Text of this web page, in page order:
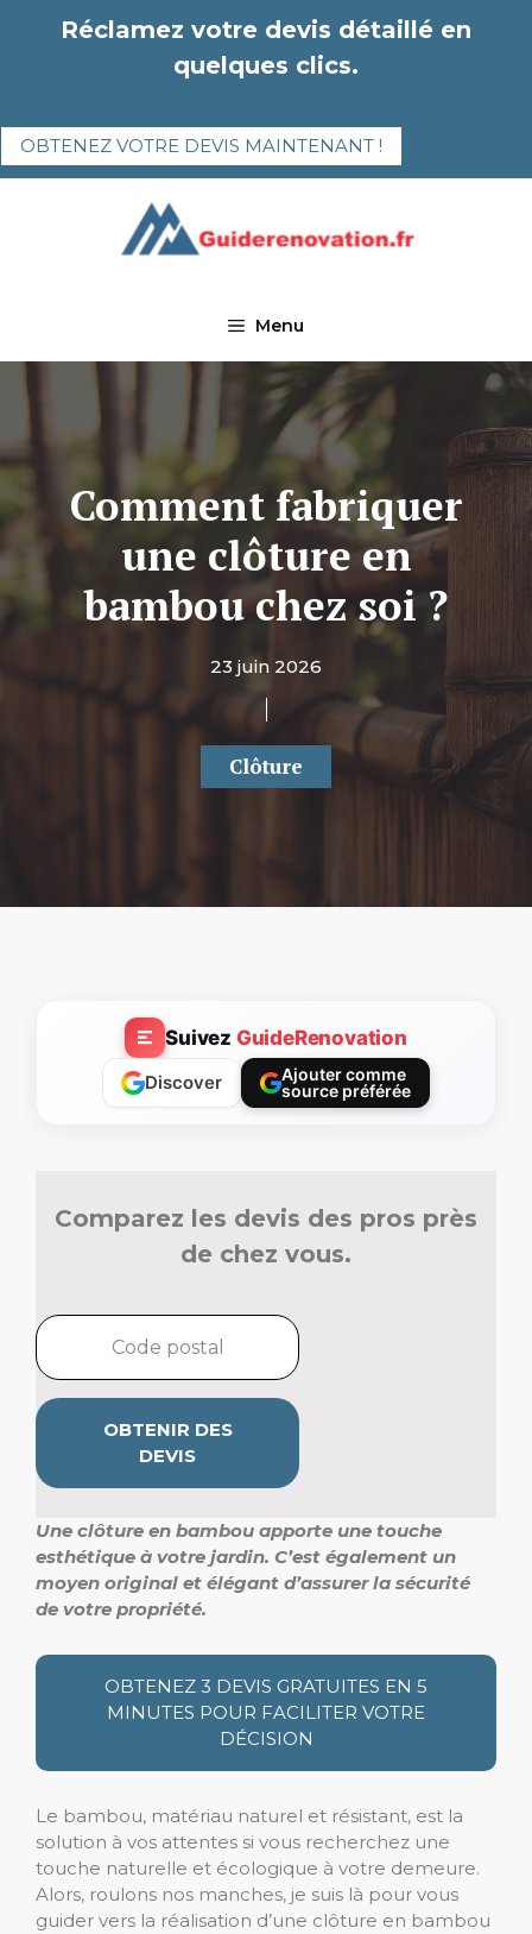
Réclamez votre devis détaillé en
quelques clics.
OBTENEZ VOTRE DEVIS MAINTENANT !
Menu
Comment fabriquer
une clôture en
bambou chez soi ?
23 juin 2026
Clôture
Suivez GuideRenovation
Discover
Ajouter comme
source préférée
Comparez les devis des pros près
de chez vous.
OBTENIR DES
DEVIS
Une clôture en bambou apporte une touche
esthétique à votre jardin. C’est également un
moyen original et élégant d’assurer la sécurité
de votre propriété.
OBTENEZ 3 DEVIS GRATUITES EN 5
MINUTES POUR FACILITER VOTRE
DÉCISION
Le bambou, matériau naturel et résistant, est la
solution à vos attentes si vous recherchez une
touche naturelle et écologique à votre demeure.
Alors, roulons nos manches, je suis là pour vous
guider vers la réalisation d’une clôture en bambou